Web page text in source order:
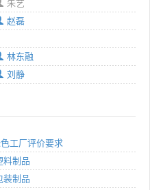
朱艺
赵磊
林东融
刘静
工厂评价要求
料制品
装制品